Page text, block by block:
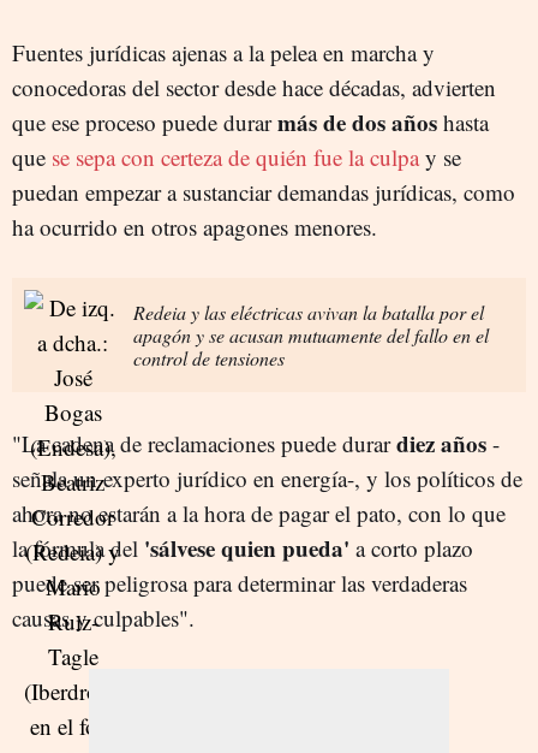
Fuentes jurídicas ajenas a la pelea en marcha y
conocedoras del sector desde hace décadas, advierten
que ese proceso puede durarmás de dos años hasta
que se sepa con certeza de quién fue la culpay se
puedan empezar a sustanciar demandas jurídicas, como
ha ocurrido en otros apagones menores.
Redeia y las eléctricas avivan la batalla por el
apagón y se acusan mutuamente del fallo en el
control de tensiones
"La cadena de reclamaciones puede durardiez años -
señala un experto jurídico en energía-, y los políticos de
ahora no estarán a la hora de pagar el pato, con lo que
la fórmula del 'sálvese quien pueda' a corto plazo
puede ser peligrosa para determinar las verdaderas
causas y culpables".